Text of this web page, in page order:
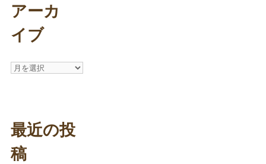
アーカ
イブ
ア
ブ
最近の投
稿